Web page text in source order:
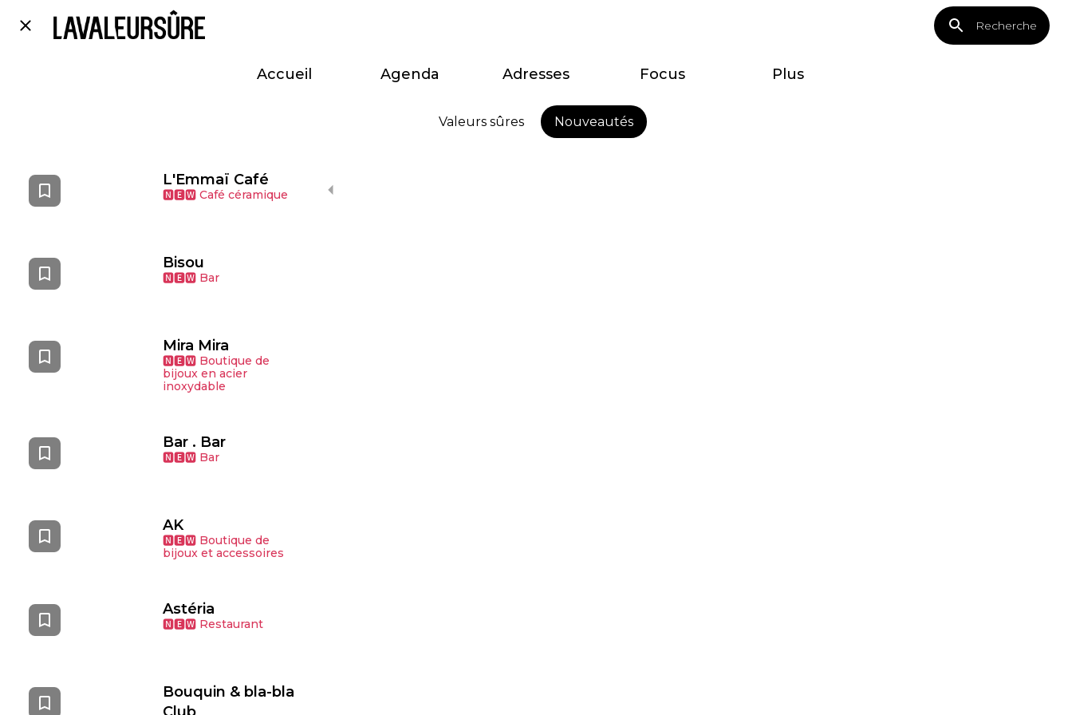
Recherche
Accueil Agenda Adresses Focus Plus
Valeurs sûres Nouveautés
L'Emmaï Café
🅽🅴🆆 Café céramique
Bisou
🅽🅴🆆 Bar
Mira Mira
🅽🅴🆆 Boutique de
bijoux en acier
inoxydable
Bar . Bar
🅽🅴🆆 Bar
AK
🅽🅴🆆 Boutique de
bijoux et accessoires
Astéria
🅽🅴🆆 Restaurant
Bouquin & bla-bla